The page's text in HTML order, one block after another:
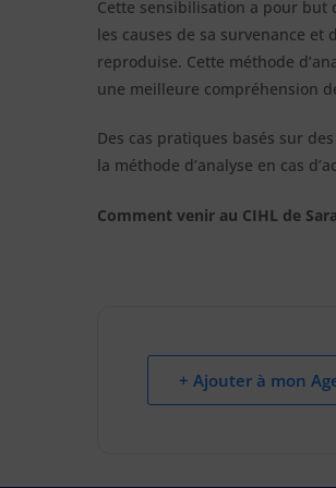
Cette sensibilisation a pour but
les causes de sa survenance
reproduise. Cette méthode
une meilleure compréhension
Des cas pratiques basés sur
la méthode d’analyse en cas
Comment venir au CIHL de
+ Ajouter à mon